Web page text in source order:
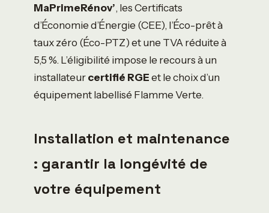
MaPrimeRénov’, les Certificats
d’Économie d’Énergie (CEE), l’Éco-prêt à
taux zéro (Éco-PTZ) et une TVA réduite à
5,5 %. L’éligibilité impose le recours à un
installateurcertifié RGEet le choix d’un
équipement labellisé Flamme Verte.
Installation et maintenance
: garantir la longévité de
votre équipement